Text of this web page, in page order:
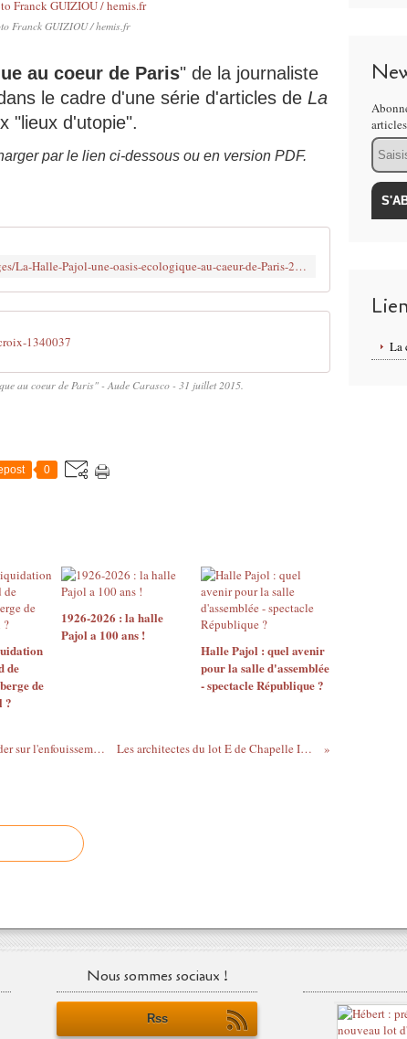
Franck GUIZIOU / hemis.fr
au coeur de Paris" de la journaliste
le cadre d'une série d'articles de La
"lieux d'utopie".
par le lien ci-dessous ou en version PDF.
http://www.la-croix.com/Culture/Voyages/La-Halle-Pajol-une-oasis-ecologique-au-caeur-de-Paris-2015-07-31-1340037
1340037
au coeur de Paris" - Aude Carasco - 31 juillet 2015.
0
de
de
?
1926-2026 : la halle
Pajol a 100 ans !
Halle Pajol : quel avenir
pour la salle d'assemblée
- spectacle République ?
CDG Express : Anne Hidalgo va-t-elle céder sur l'enfouissement de la ligne à la porte de la Chapelle ? Les architectes du lot E de Chapelle International ont été désignés
Email
La
Nous sommes sociaux !
Rss